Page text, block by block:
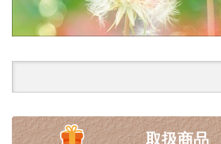
取扱商品